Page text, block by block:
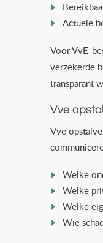
Actuele
Voor VvE-
verzekerde
transparant
Vve
Vve
Welke
Welke
Welke
Wie